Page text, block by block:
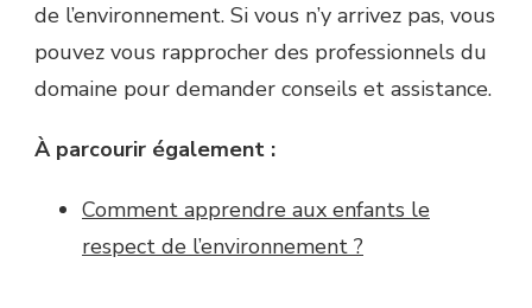
de l’environnement. Si vous n’y arrivez pas, vous
pouvez vous rapprocher des professionnels du
domaine pour demander conseils et assistance.
À parcourir également :
Comment apprendre aux enfants le
respect de l’environnement ?